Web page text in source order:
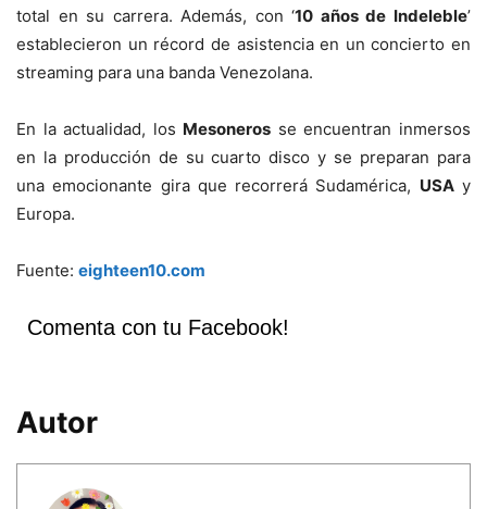
total en su carrera. Además, con ‘10 años de Indeleble’
establecieron un récord de asistencia en un concierto en
streaming para una banda Venezolana.
En la actualidad, los Mesoneros se encuentran inmersos
en la producción de su cuarto disco y se preparan para
una emocionante gira que recorrerá Sudamérica, USAy
Europa.
Fuente: eighteen10.com
Comenta con tu Facebook!
Autor